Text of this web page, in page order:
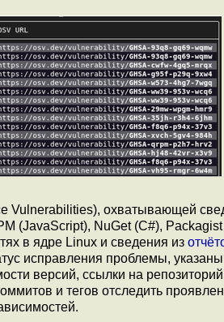
Vulnerabilities), охватывающей
(JavaScript), NuGet (C#), Packagist
в ядре Linux и сведения из
исправления проблемы,
версий, ссылки на
и тегов отследить